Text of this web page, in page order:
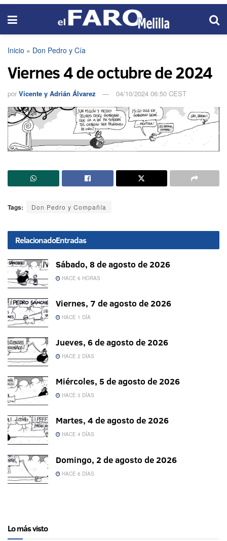
Inicio » Don Pedro y Cía
Viernes 4 de octubre de 2024
por Vicente y Adrián Álvarez 04/10/2024 06:50 CEST
Tags: Don Pedro y Compañía
RelacionadoEntradas
Sábado, 8 de agosto de 2026
HACE 6 HORAS
Viernes, 7 de agosto de 2026
HACE 1 DÍA
Jueves, 6 de agosto de 2026
HACE 2 DÍAS
Miércoles, 5 de agosto de 2026
HACE 3 DÍAS
Martes, 4 de agosto de 2026
HACE 4 DÍAS
Domingo, 2 de agosto de 2026
HACE 6 DÍAS
Lo más visto